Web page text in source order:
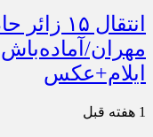
انتقال
مهران/
ایلام+عکس
1 هفته قبل